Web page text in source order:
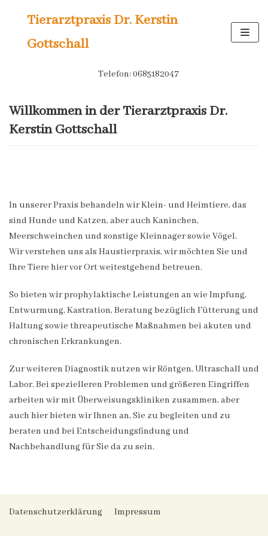
Inhalt
Tierarztpraxis Dr. Kerstin
Gottschall
Telefon: 0685182047
Willkommen in der Tierarztpraxis Dr.
Kerstin Gottschall
In unserer Praxis behandeln wir Klein- und Heimtiere, das
sind Hunde und Katzen, aber auch Kaninchen,
Meerschweinchen und sonstige Kleinnager sowie Vögel.
Wir verstehen uns als Haustierpraxis, wir möchten Sie und
Ihre Tiere hier vor Ort weitestgehend betreuen.
So bieten wir prophylaktische Leistungen an wie Impfung,
Entwurmung, Kastration, Beratung bezüglich Fütterung und
Haltung sowie threapeutische Maßnahmen bei akuten und
chronischen Erkrankungen.
Zur weiteren Diagnostik nutzen wir Röntgen, Ultraschall und
Labor. Bei spezielleren Problemen und größeren Eingriffen
arbeiten wir mit Überweisungskliniken zusammen, aber
auch hier bieten wir Ihnen an, Sie zu begleiten und zu
beraten und bei Entscheidungsfindung und
Nachbehandlung für Sie da zu sein.
Datenschutzerklärung Impressum